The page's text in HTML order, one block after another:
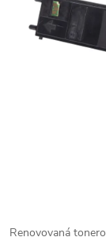
Renovovaná